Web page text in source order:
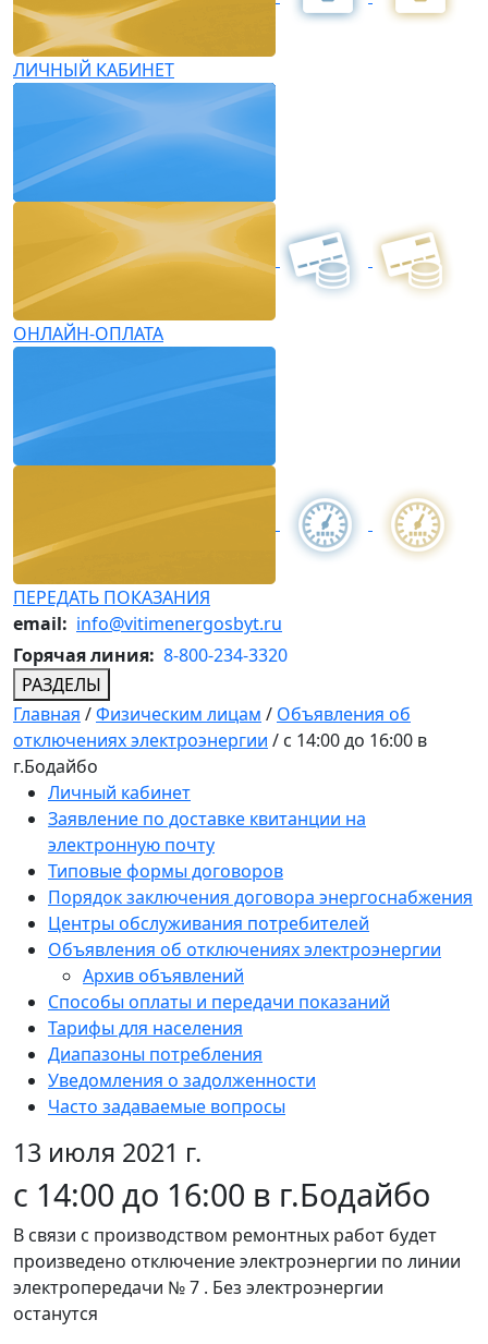
ЛИЧНЫЙ КАБИНЕТ
ОНЛАЙН-ОПЛАТА
ПЕРЕДАТЬ ПОКАЗАНИЯ
email: info@vitimenergosbyt.ru
Горячая линия: 8-800-234-3320
РАЗДЕЛЫ
Главная /Физическим лицам / Объявления об
отключениях электроэнергии / с 14:00 до 16:00 в
г.Бодайбо
Личный кабинет
Заявление по доставке квитанции на
электронную почту
Типовые формы договоров
Порядок заключения договора энергоснабжения
Центры обслуживания потребителей
Объявления об отключениях электроэнергии
Архив объявлений
Способы оплаты и передачи показаний
Тарифы для населения
Диапазоны потребления
Уведомления о задолженности
Часто задаваемые вопросы
13 июля 2021 г.
с 14:00 до 16:00 в г.Бодайбо
В связи с производством ремонтных работ будет
произведено отключение электроэнергии по линии
электропередачи № 7 . Без электроэнергии
останутся